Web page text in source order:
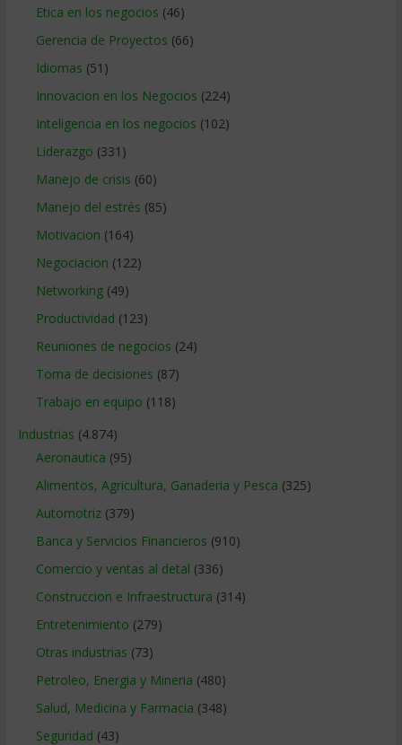
Etica en los negocios (46)
Gerencia de Proyectos (66)
Idiomas (51)
Innovacion en los Negocios (224)
Inteligencia en los negocios (102)
Liderazgo (331)
Manejo de crisis (60)
Manejo del estrés (85)
Motivacion (164)
Negociacion (122)
Networking(49)
Productividad (123)
Reuniones de negocios (24)
Toma de decisiones (87)
Trabajo en equipo (118)
Industrias (4.874)
Aeronautica (95)
Alimentos, Agricultura, Ganaderia y Pesca (325)
Automotriz(379)
Banca y Servicios Financieros (910)
Comercio y ventas al detal (336)
Construccion e Infraestructura (314)
Entretenimiento (279)
Otras industrias (73)
Petroleo, Energia y Mineria (480)
Salud, Medicina y Farmacia (348)
Seguridad (43)